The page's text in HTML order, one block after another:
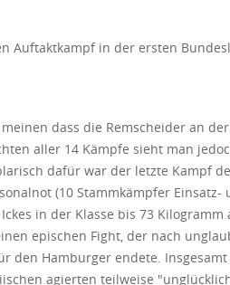
Auftaktkampf in der ersten
dass die Remscheider an
aller 14 Kämpfe sieht man
dafür war der letzte Kampf
(10 Stammkämpfer
in der Klasse bis 73
epischen Fight, der nach
den Hamburger endete.
agierten teilweise